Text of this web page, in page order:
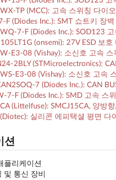
TP (MCC): 고속 스위칭 다이
F (Diodes Inc.): SMT 쇼트키 장
7-F (Diodes Inc.): SOD123
(onsemi): 27V ESD 보
E3-08 (Vishay): 소신호 고속
2BLY (STMicroelectronics):
E3-08 (Vishay): 소신호 고속
7 (Diodes Inc.): CAN
7-F (Diodes Inc.): SMD 고속 스
(Littelfuse): SMCJ15CA, 양방
실리콘 에피택셜 평면 다
션
플리케이션
및 통신 장비